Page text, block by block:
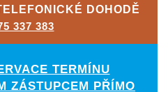
DOHODĚ
337 383
TERMÍNU
ZÁSTUPCEM PŘÍMO